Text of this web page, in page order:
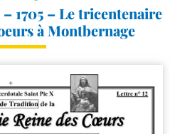
1705 – Le tricentenaire
à Montbernage